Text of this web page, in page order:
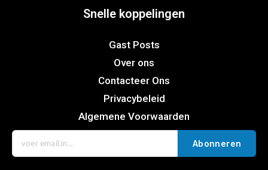
Snelle koppelingen
Gast Posts
Over ons
Contacteer Ons
Privacybeleid
Algemene Voorwaarden
Abonneren